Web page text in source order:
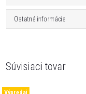
Ostatné informácie
Súvisiaci tovar
Výpredaj